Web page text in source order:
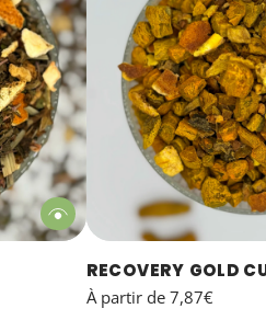
RECOVERY GOLD
À partir de 7,87€